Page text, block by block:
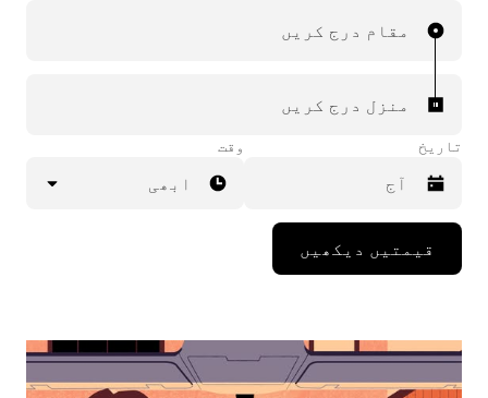
مقام درج کریں
منزل درج کریں
تاریخ
Press
down
interact
the
وقت
ابھی
قیمتیں دیکھیں